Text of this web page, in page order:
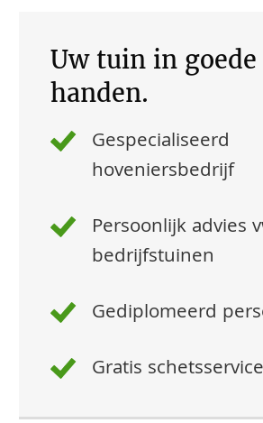
Uw tuin in goede
handen.
Gespecialiseerd
hoveniersbedrijf
Persoonlijk advies
bedrijfstuinen
Gediplomeerd
Gratis schetsservice